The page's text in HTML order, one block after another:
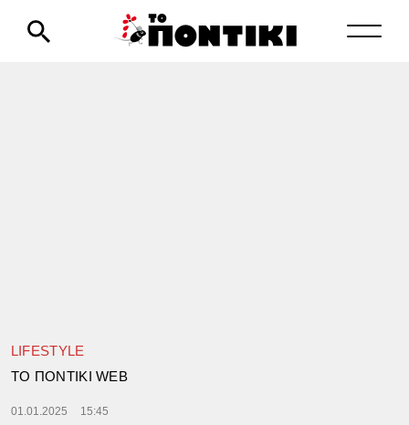
LIFESTYLE
TΟ ΠΟΝΤΙΚΙ WEB
01.01.2025 15:45